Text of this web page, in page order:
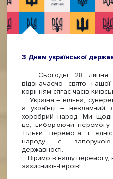
З Днем української
Сьогодні, 28 липня
відзначаємо свято
корінням сягає часів
Україна – вільна,
а українці – незламний
хоробрий народ. Ми
це, виборюючи перемогу
Тільки перемога і
народу є
державності.
Віримо в нашу перемогу,
захисників-Героїв!